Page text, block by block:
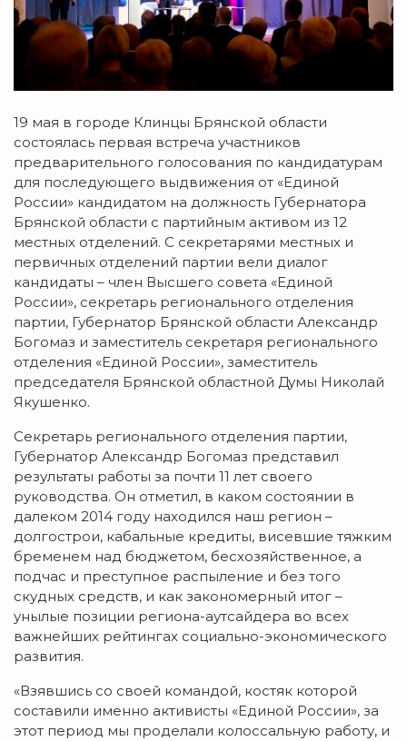
19 мая в городе Клинцы Брянской области
состоялась первая встреча участников
предварительного голосования по кандидатурам
для последующего выдвижения от «Единой
России» кандидатом на должность Губернатора
Брянской области с партийным активом из 12
местных отделений. С секретарями местных и
первичных отделений партии вели диалог
кандидаты – член Высшего совета «Единой
России», секретарь регионального отделения
партии, Губернатор Брянской области Александр
Богомаз и заместитель секретаря регионального
отделения «Единой России», заместитель
председателя Брянской областной Думы Николай
Якушенко.
Секретарь регионального отделения партии,
Губернатор Александр Богомаз представил
результаты работы за почти 11 лет своего
руководства. Он отметил, в каком состоянии в
далеком 2014 году находился наш регион –
долгострои, кабальные кредиты, висевшие тяжким
бременем над бюджетом, бесхозяйственное, а
подчас и преступное распыление и без того
скудных средств, и как закономерный итог –
унылые позиции региона-аутсайдера во всех
важнейших рейтингах социально-экономического
развития.
«Взявшись со своей командой, костяк которой
составили именно активисты «Единой России», за
этот период мы проделали колоссальную работу, и